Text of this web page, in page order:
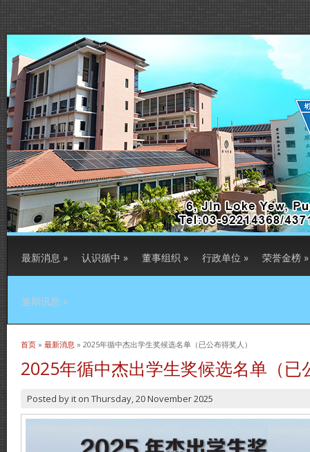
最新消息 » 认识循中 » 董事组织 » 行政单位 » 荣誉金榜 »
逾期讯息 »
当前位置
首页 » 最新消息 » 2025年循中杰出学生奖候选名单（已公布得奖人）
2025年循中杰出学生奖候选名单（已
Posted byit on Thursday, 20 November 2025